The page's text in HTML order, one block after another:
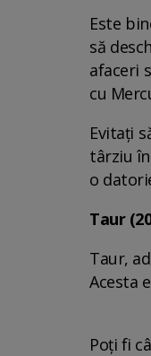
Este
să
afaceri
cu
Evitați
târziu
o
Taur
Taur,
Acesta
Poți fi